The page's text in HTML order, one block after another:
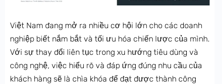
Việt Nam đang mở ra nhiều cơ hội lớn cho các doanh
nghiệp biết nắm bắt và tối ưu hóa chiến lược của mình.
Với sự thay đổi liên tục trong xu hướng tiêu dùng và
công nghệ, việc hiểu rõ và đáp ứng đúng nhu cầu của
khách hàng sẽ là chìa khóa để đạt được thành công